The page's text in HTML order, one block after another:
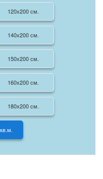
120х200 см.
140х200 см.
150х200 см.
160х200 см.
180х200 см.